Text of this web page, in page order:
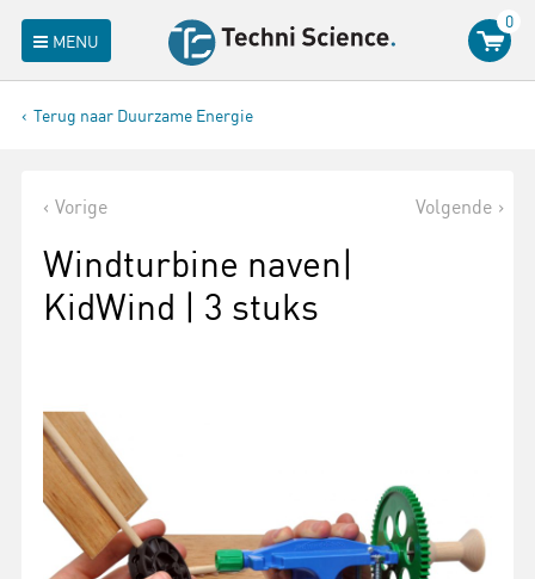
MENU
0
Terug naar Duurzame Energie
Vorige Volgende
Windturbine naven|
KidWind | 3 stuks